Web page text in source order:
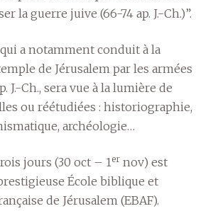
la guerre juive (66-74 ap. J.-Ch.)”.
a notamment conduit à la
de Jérusalem par les armées
J.-Ch., sera vue à la lumière de
ou réétudiées : historiographie,
archéologie…
jours (30 oct – 1er nov) est
École biblique et
de Jérusalem (EBAF).